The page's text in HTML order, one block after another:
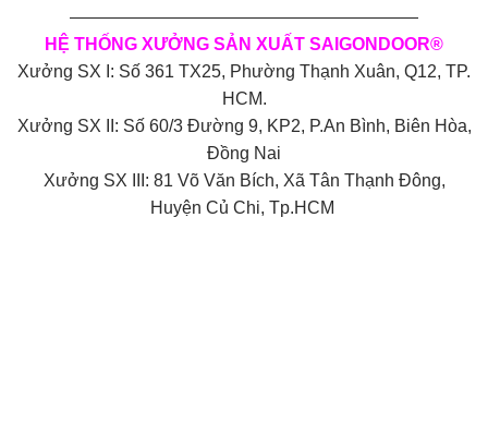
————————————————————
HỆ THỐNG XƯỞNG SẢN XUẤT SAIGONDOOR®
Xưởng SX I: Số 361 TX25, Phường Thạnh Xuân, Q12, TP.
HCM.
Xưởng SX II: Số 60/3 Đường 9, KP2, P.An Bình, Biên Hòa,
Đồng Nai
Xưởng SX III: 81 Võ Văn Bích, Xã Tân Thạnh Đông,
Huyện Củ Chi, Tp.HCM